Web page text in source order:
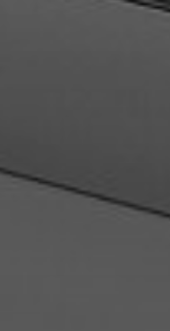
INTÉZMÉNYEK